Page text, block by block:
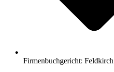
Firmenbuchgericht: Feldkirch